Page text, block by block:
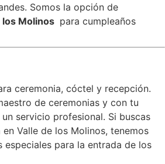
Somos la opción de
los Molinos para cumpleaños
ceremonia, cóctel y recepción.
de ceremonias y con tu
servicio profesional. Si buscas
Valle de los Molinos, tenemos
especiales para la entrada de los